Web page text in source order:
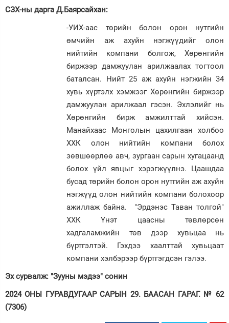
СЗХ-ны дарга Д.Баярсайхан:
-УИХ-аас төрийн болон орон нутгийн
өмчийн аж ахуйн нэгжүүдийг олон
нийтийн компани болгож, Хөрөнгийн
биржээр дамжуулан арилжаалах тогтоол
баталсан. Нийт 25 аж ахуйн нэгжийн 34
хувь хүртэлх хэмжээг Хөрөнгийн биржээр
дамжуулан арилжаал гэсэн. Эхлэлийг нь
Хөрөнгийн бирж амжилттай хийсэн.
Манайхаас Монголын цахилгаан холбоо
ХХК олон нийтийн компани болох
зөвшөөрлөө авч, зургаан сарын хугацаанд
болох үйл явцыг хэрэгжүүлнэ. Цаашдаа
бусад төрийн болон орон нутгийн аж ахуйн
нэгжүүд олон нийтийн компани болохоор
ажиллаж байна. "Эрдэнэс Таван толгой"
ХХК Үнэт цаасны төвлөрсөн
хадгаламжийн төв дээр хувьцаа нь
бүртгэлтэй. Гэхдээ хаалттай хувьцаат
компани хэлбэрээр бүртгэгдсэн гэлээ.
Эх сурвалж: "Зууны мэдээ" сонин
2024 ОНЫ ГУРАВДУГААР САРЫН 29. БААСАН ГАРАГ. № 62
(7306)